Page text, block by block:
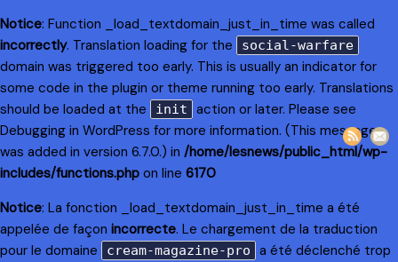
Notice: Function _load_textdomain_just_in_time was called
incorrectly. Translation loading for the social-warfare
domain was triggered too early. This is usually an indicator for
some code in the plugin or theme running too early. Translations
should be loaded at the
init
action or later. Please see
Debugging in WordPress for more information. (This message
was added in version 6.7.0.) in /home/lesnews/public_html/wp-
includes/functions.php on line 6170
Notice: La fonction _load_textdomain_just_in_time a été
appelée de façon incorrecte. Le chargement de la traduction
pour le domaine
cream-magazine-pro
a été déclenché trop